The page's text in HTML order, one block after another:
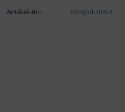
Artikel-Nr.: SS-5pol-20-5-3